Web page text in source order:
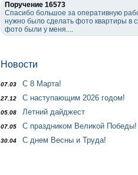
Поручение 16573
Спасибо большое за оперативную
нужно было сделать фото квартиры в
фото были у меня....
Новости
07.03 С 8 Марта!
27.12 С наступающим 2026 годом!
05.08 Летний дайджест
07.05 С праздником Великой Победы!
30.04 С днем Весны и Труда!